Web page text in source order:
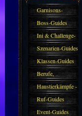
Garnisons-
Guides
Boss-Guides
Ini & Challenge-
Guides
Szenarien-Guides
Klassen-Guides
Berufe,
Farmkarten und
Haustiere
Haustierkämpfe -
Guide
Ruf-Guides
Event-Guides